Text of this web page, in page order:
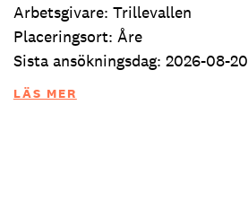
Arbetsgivare: Trillevallen
Placeringsort: Åre
Sista ansökningsdag: 2026-08-20
LÄS MER